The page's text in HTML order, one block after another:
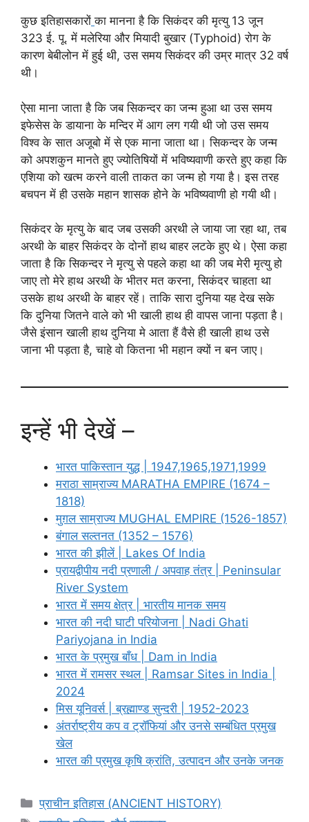
कुछ इतिहासकारों का मानना है कि सिकंदर की मृत्यु 13 जून
323 ई. पू. में मलेरिया और मियादी बुखार (Typhoid) रोग के
कारण बेबीलोन में हुई थी, उस समय सिकंदर की उम्र मात्र 32 वर्ष
थी।
ऐसा माना जाता है कि जब सिकन्दर का जन्म हुआ था उस समय
इफेसेस के डायाना के मन्दिर में आग लग गयी थी जो उस समय
विश्व के सात अजूबो में से एक माना जाता था। सिकन्दर के जन्म
को अपशकुन मानते हुए ज्योतिषियों में भविष्यवाणी करते हुए कहा कि
एशिया को खत्म करने वाली ताकत का जन्म हो गया है। इस तरह
बचपन में ही उसके महान शासक होने के भविष्यवाणी हो गयी थी।
सिकंदर के मृत्यु के बाद जब उसकी अरथी ले जाया जा रहा था, तब
अरथी के बाहर सिकंदर के दोनों हाथ बाहर लटके हुए थे। ऐसा कहा
जाता है कि सिकन्दर ने मृत्यु से पहले कहा था की जब मेरी मृत्यु हो
जाए तो मेरे हाथ अरथी के भीतर मत करना, सिकंदर चाहता था
उसके हाथ अरथी के बाहर रहें। ताकि सारा दुनिया यह देख सके
कि दुनिया जितने वाले को भी खाली हाथ ही वापस जाना पड़ता है।
जैसे इंसान खाली हाथ दुनिया मे आता हैं वैसे ही खाली हाथ उसे
जाना भी पड़ता है, चाहे वो कितना भी महान क्यों न बन जाए।
इन्हें भी देखें –
भारत पाकिस्तान युद्ध | 1947,1965,1971,1999
मराठा साम्राज्य MARATHA EMPIRE (1674 –
1818)
मुग़ल साम्राज्य MUGHAL EMPIRE (1526-1857)
बंगाल सल्तनत (1352 – 1576)
भारत की झीलें | Lakes Of India
प्रायद्वीपीय नदी प्रणाली / अपवाह तंत्र | Peninsular
River System
भारत में समय क्षेत्र | भारतीय मानक समय
भारत की नदी घाटी परियोजना | Nadi Ghati
Pariyojana in India
भारत के प्रमुख बाँध | Dam in India
भारत में रामसर स्थल | Ramsar Sites in India |
2024
मिस यूनिवर्स | ब्रह्माण्ड सुन्दरी | 1952-2023
अंतर्राष्ट्रीय कप व ट्रॉफियां और उनसे सम्बंधित प्रमुख
खेल
भारत की प्रमुख कृषि क्रांति, उत्पादन और उनके जनक
Categories
प्राचीन इतिहास (ANCIENT HISTORY)